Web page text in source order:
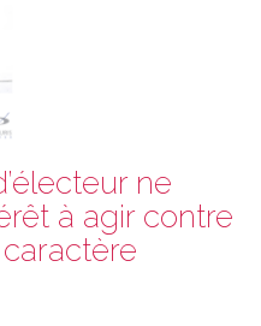
ne
à agir contre